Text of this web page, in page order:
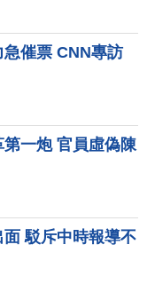
催票 CNN專訪
一炮 官員虛偽陳
駁斥中時報導不